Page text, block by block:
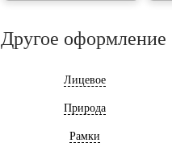
Другое оформление
Лицевое
Природа
Рамки